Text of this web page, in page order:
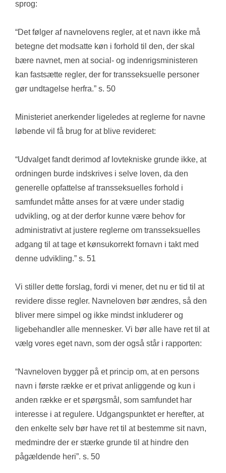
sprog:
“Det følger af navnelovens regler, at et navn ikke må
betegne det modsatte køn i forhold til den, der skal
bære navnet, men at social- og indenrigsministeren
kan fastsætte regler, der for transseksuelle personer
gør undtagelse herfra.” s. 50
Ministeriet anerkender ligeledes at reglerne for navne
løbende vil få brug for at blive revideret:
“Udvalget fandt derimod af lovtekniske grunde ikke, at
ordningen burde indskrives i selve loven, da den
generelle opfattelse af transseksuelles forhold i
samfundet måtte anses for at være under stadig
udvikling, og at der derfor kunne være behov for
administrativt at justere reglerne om transseksuelles
adgang til at tage et kønsukorrekt fornavn i takt med
denne udvikling.” s. 51
Vi stiller dette forslag, fordi vi mener, det nu er tid til at
revidere disse regler. Navneloven bør ændres, så den
bliver mere simpel og ikke mindst inkluderer og
ligebehandler alle mennesker. Vi bør alle have ret til at
vælg vores eget navn, som der også står i rapporten:
“Navneloven bygger på et princip om, at en persons
navn i første række er et privat anliggende og kun i
anden række er et spørgsmål, som samfundet har
interesse i at regulere. Udgangspunktet er herefter, at
den enkelte selv bør have ret til at bestemme sit navn,
medmindre der er stærke grunde til at hindre den
pågældende heri”. s. 50